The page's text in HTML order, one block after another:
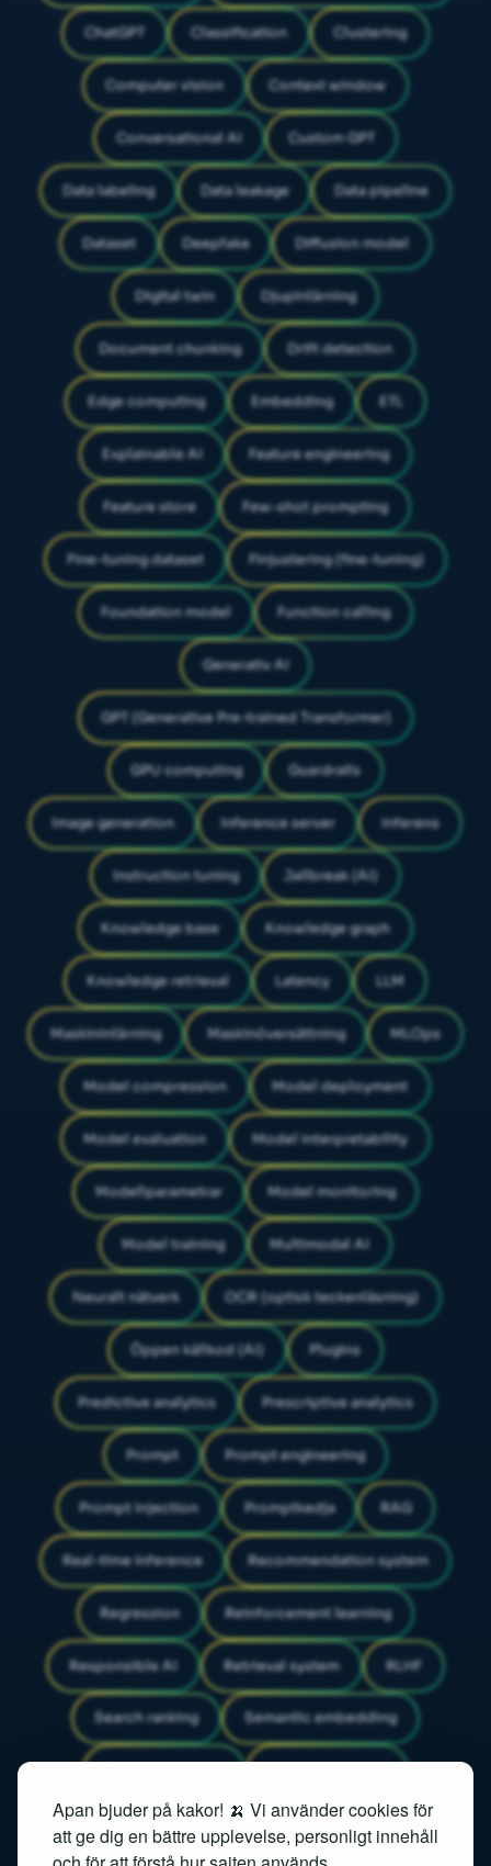
Apan bjuder på kakor! 🍌 Vi använder cookies för
att ge dig en bättre upplevelse, personligt innehåll
ChatGPT Classification Clustering
Computer vision Context window
Conversational AI Custom GPT
Data labeling Data leakage Data pipeline
Dataset Deepfake Diffusion model
Digital twin Djupinlärning
Document chunking Drift detection
Edge computing Embedding ETL
Explainable AI Feature engineering
Feature store Few-shot prompting
Fine-tuning dataset Finjustering (fine-tuning)
Foundation model Function calling
Generativ AI
GPT (Generative Pre-trained Transformer)
GPU computing Guardrails
Image generation Inference server Inferens
Instruction tuning Jailbreak (AI)
Knowledge base Knowledge graph
Knowledge retrieval Latency LLM
Maskininlärning Maskinöversättning MLOps
Model compression Model deployment
Model evaluation Model interpretability
Modellparametrar Model monitoring
Model training Multimodal AI
Neuralt nätverk OCR (optisk teckenläsning)
Öppen källkod (AI) Plugins
Predictive analytics Prescriptive analytics
Prompt Prompt engineering
Prompt injection Promptkedja RAG
Real-time inference Recommendation system
Regression Reinforcement learning
Responsible AI Retrieval system RLHF
Search ranking Semantic embedding
Similarity search